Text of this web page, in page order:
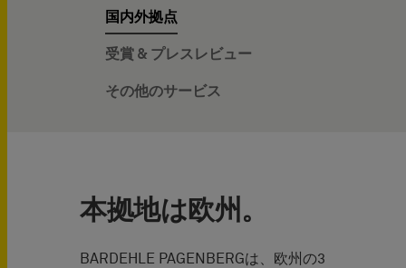
国内外拠点
受賞 & プレスレビュー
その他のサービス
本拠地は欧州。
BARDEHLE PAGENBERGは、欧州の3